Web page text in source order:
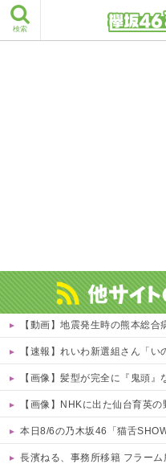
検索
【動画】地震発生時の熊本総
【速報】れいわ新選組さん「
【画像】髪型が完全に『鬼頭
【画像】NHKに出た仙台育英の
本日8/6の乃木坂46「猫舌
長濱ねる、事務所移籍 フラーム